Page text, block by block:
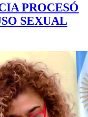
PROCESÓ
SEXUAL